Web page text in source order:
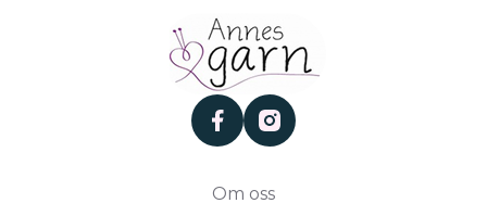
facebookinstagram
Om oss